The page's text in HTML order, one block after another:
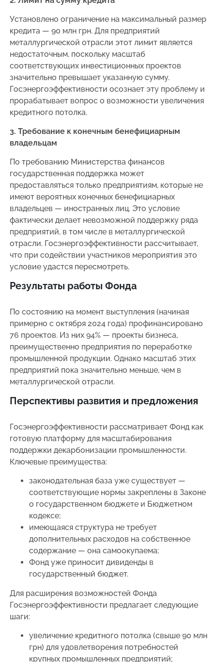
Установлено ограничение на максимальный размер
кредита — 90 млн грн. Для предприятий
металлургической отрасли этот лимит является
недостаточным, поскольку масштаб
соответствующих инвестиционных проектов
значительно превышает указанную сумму.
Госэнергоэффективности осознает эту проблему и
прорабатывает вопрос о возможности увеличения
кредитного потолка.
3. Требование к конечным бенефициарным
владельцам
По требованию Министерства финансов
государственная поддержка может
предоставляться только предприятиям, которые не
имеют вероятных конечных бенефициарных
владельцев — иностранных лиц. Это условие
фактически делает невозможной поддержку ряда
предприятий, в том числе в металлургической
отрасли. Госэнергоэффективности рассчитывает,
что при содействии участников мероприятия это
условие удастся пересмотреть.
Результаты работы Фонда
По состоянию на момент выступления (начиная
примерно с октября 2024 года) профинансировано
76 проектов. Из них 94% — проекты бизнеса,
преимущественно предприятия по переработке
промышленной продукции. Однако масштаб этих
предприятий пока значительно меньше, чем в
металлургической отрасли.
Перспективы развития и предложения
Госэнергоэффективности рассматривает Фонд как
готовую платформу для масштабирования
поддержки декарбонизации промышленности.
Ключевые преимущества:
законодательная база уже существует —
соответствующие нормы закреплены в Законе
о государственном бюджете и Бюджетном
кодексе;
имеющаяся структура не требует
дополнительных расходов на собственное
содержание — она самоокупаема;
Фонд уже приносит дивиденды в
государственный бюджет.
Для расширения возможностей Фонда
Госэнергоэффективности предлагает следующие
шаги:
увеличение кредитного потолка (свыше 90 млн
грн) для удовлетворения потребностей
крупных промышленных предприятий;